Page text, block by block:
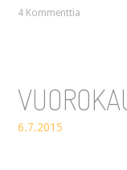
4 Kommenttia
6.7.2015